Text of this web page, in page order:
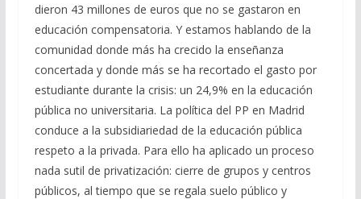
dieron 43 millones de euros que no se gastaron en
educación compensatoria. Y estamos hablando de la
comunidad donde más ha crecido la enseñanza
concertada y donde más se ha recortado el gasto por
estudiante durante la crisis: un 24,9% en la educación
pública no universitaria. La política del PP en Madrid
conduce a la subsidiariedad de la educación pública
respeto a la privada. Para ello ha aplicado un proceso
nada sutil de privatización: cierre de grupos y centros
públicos, al tiempo que se regala suelo público y